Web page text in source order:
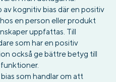
av kognitiv bias där en positiv
en person eller produkt
uppfattas. Till
som har en positiv
också ge bättre betyg till
bias som handlar om att